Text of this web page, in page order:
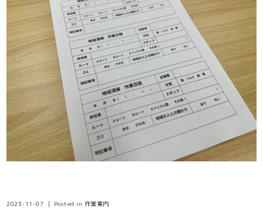
2023-11-07 ｜ Posted in 作業案内